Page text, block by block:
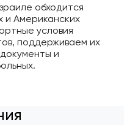
обходится
и Американских
условия
поддерживаем их
и